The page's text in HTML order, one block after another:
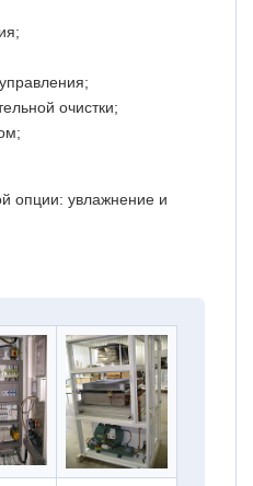
очистки;
опции: увлажнение и